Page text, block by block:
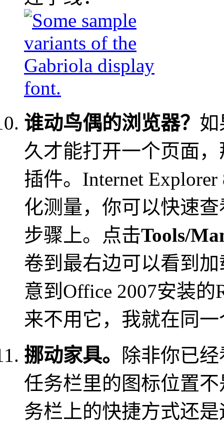
谁动鸟偶的浏览器？ 如
久才能打开一个页面
插件。Internet
化测量，你可以快速
步骤上。点击Tools/
卷到最右边可以看到
意到Office 2007安装的
来不用它，我就在同
挪动家具。
除非你已
任务栏里的图标位置
务栏上的快捷方式还